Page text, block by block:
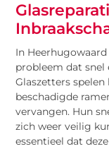
In
probleem dat
Glaszetters
beschadigde
vervangen. Hun
zich weer veilig
essentieel dat